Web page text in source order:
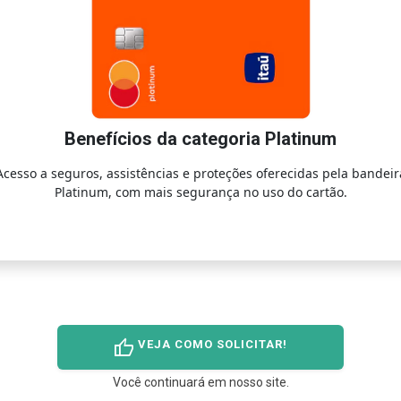
Benefícios da categoria Platinum
a seguros, assistências e proteções oferecidas pela
Platinum, com mais segurança no uso do cartão.
thumb_up VEJA COMO SOLICITAR!
Você continuará em nosso site.